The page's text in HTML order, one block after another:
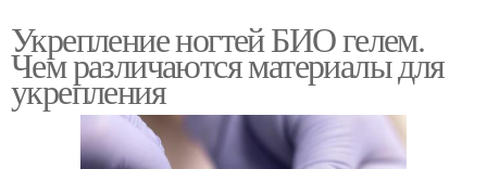
Укрепление ногтей БИО гелем.
Чем различаются материалы для
укрепления